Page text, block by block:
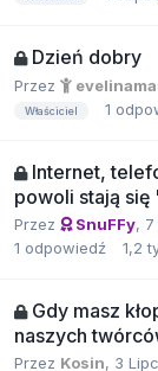
Dzień dobry
Przez
Właściciel 1
Internet,
powoli stają się
Przez SnuFFy,
1 odpowiedź 1,2
Gdy masz
naszych
Przez Kosin, 3